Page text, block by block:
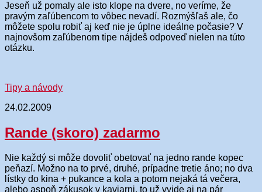
Jeseň už pomaly ale isto klope na dvere, no veríme, že
pravým zaľúbencom to vôbec nevadí. Rozmýšľaš ale, čo
môžete spolu robiť aj keď nie je úplne ideálne počasie? V
najnovšom zaľúbenom tipe nájdeš odpoveď nielen na túto
otázku.
Tipy a návody
24.02.2009
Rande (skoro) zadarmo
Nie každý si môže dovoliť obetovať na jedno rande kopec
peňazí. Možno na to prvé, druhé, prípadne tretie áno; no dva
lístky do kina + pukance a kola a potom nejaká tá večera,
alebo aspoň zákusok v kaviarni, to už vyjde aj na pár